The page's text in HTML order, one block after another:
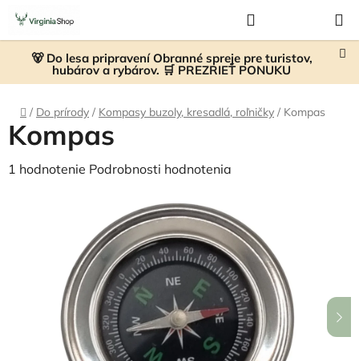
Prejsť
obsah
🐻 Do lesa pripravení Obranné spreje pre turistov,
hubárov a rybárov. 🛒 PREZRIEŤ PONUKU
KOŠÍK
Domov
/ Do prírody / Kompasy buzoly, kresadlá, roľničky / Kompas
Kompas
Priemerné
hviezdičiek.
1 hodnotenie Podrobnosti hodnotenia